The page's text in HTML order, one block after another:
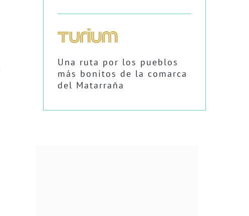
Una ruta por los pueblos
más bonitos de la comarca
del Matarraña